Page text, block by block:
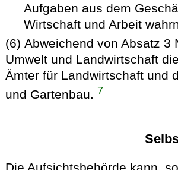
Aufgaben aus dem
Wirtschaft und Arbeit
(6) Abweichend von Absatz 3
Umwelt und Landwirtschaft
Ämter für Landwirtschaft und
und Gartenbau. 7